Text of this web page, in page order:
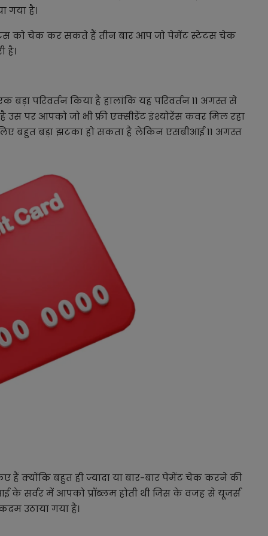
गया है।
को चेक कर सकते हैं तीन बार आप जो पेमेंट स्टेटस चेक
है।
परिवर्तन किया है हालांकि यह परिवर्तन 11 अगस्त से
उस पर आपको जो भी फ्री एक्सीडेंट इंश्योरेंस कवर मिल रहा
बहुत बड़ा झटका हो सकता है लेकिन एसबीआई 11 अगस्त
क्योंकि बहुत ही ज्यादा या बार-बार पेमेंट चेक करने की
के सर्वर में आपको प्रॉब्लम होती थी जिस के वजह से यूजर्स
उठाया गया है।